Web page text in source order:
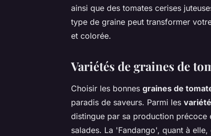
ainsi que des tomates cerises
type de graine peut transformer
et colorée.
Variétés de graines de
Choisir les bonnes graines de
paradis de saveurs. Parmi les
distingue par sa production
salades. La 'Fandango', quant à